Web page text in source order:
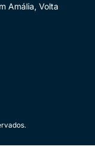
Amália, Volta